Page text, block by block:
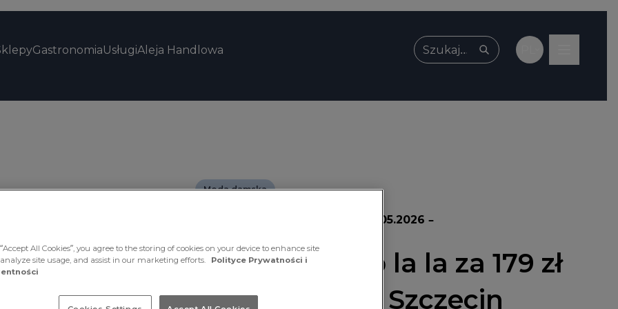
GastronomiaUsługiAleja Handlowa
Wpisz, czego szukasz
Moda damska
28.05.2026 –
Sukienka By o la la za 179 zł
w Outlet Park Szczecin
All Cookies”, you agree to the storing of cookies on your device to enhance site
site usage, and assist in our marketing efforts.
Polityce Prywatności i